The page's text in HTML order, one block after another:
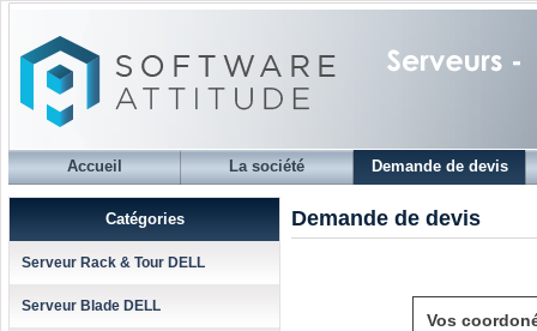
Accueil La société Demande de devis
Catégories
Serveur Rack & Tour DELL
Serveur Blade DELL
Demande de devis
Vos